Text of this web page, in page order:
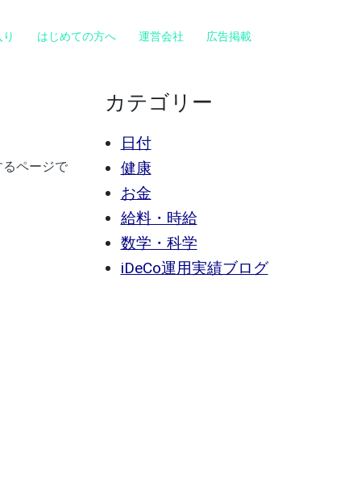
はじめての方へ 運営会社 広告掲載
ページで
カテゴリー
日付
健康
お金
給料・時給
数学・科学
iDeCo運用実績ブログ